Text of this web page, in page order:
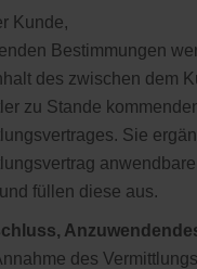
Kunde,
Bestimmungen
des zwischen dem
zu Stande
Sie
füllen diese aus.
des